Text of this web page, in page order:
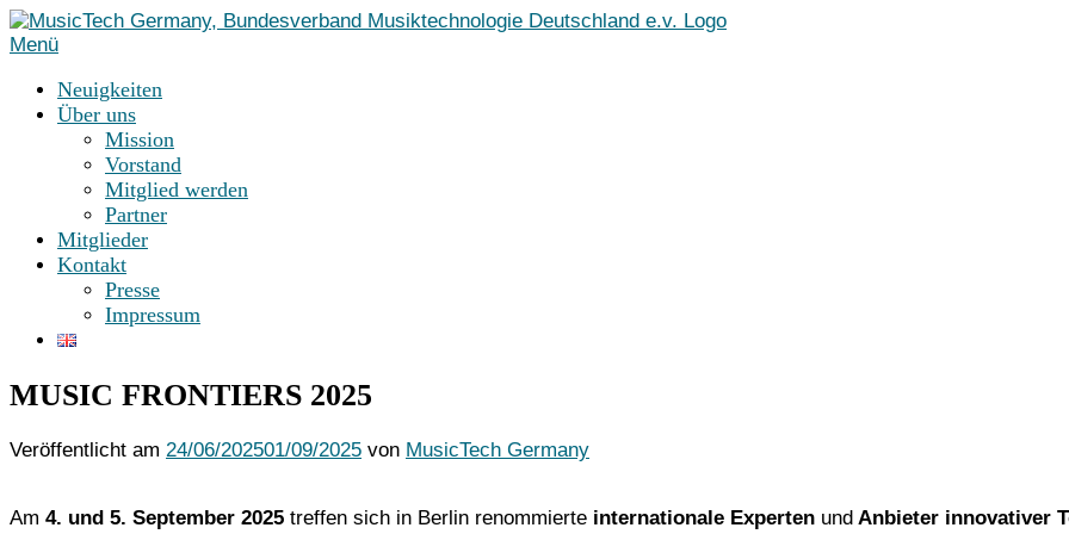
Zum
Inhalt
Menü
Neuigkeiten
Über uns
Mission
Vorstand
Mitglied werden
Partner
Mitglieder
Kontakt
Presse
Impressum
MUSIC FRONTIERS 2025
Veröffentlicht am 24/06/202501/09/2025 von MusicTech Germany
Am 4. und 5. September 2025 treffen sich in Berlin renommierte internationale Experten und Anbieter innovativer